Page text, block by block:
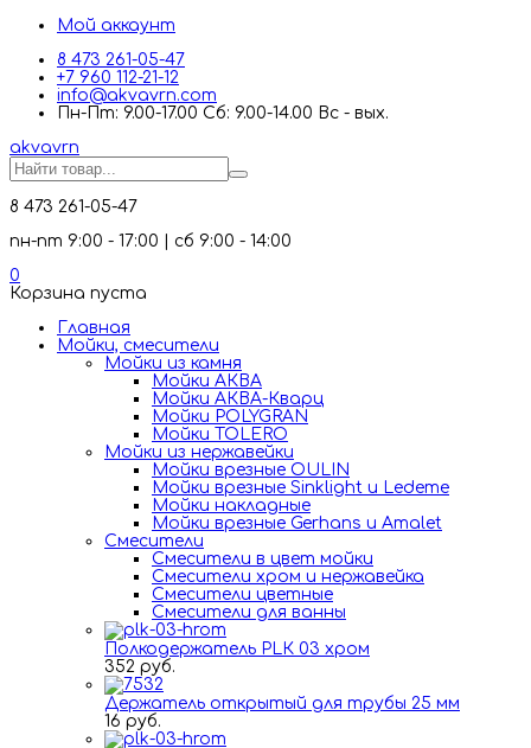
Мой аккаунт
8 473 261-05-47
+7 960 112-21-12
info@akvavrn.com
Пн-Пт: 9.00-17.00 Сб: 9.00-14.00 Вс - вых.
akvavrn
8 473 261-05-47
пн-пт 9:00 - 17:00 | сб 9:00 - 14:00
0
Корзина пуста
Главная
Мойки, смесители
Mойки из камня
Мойки АКВА
Мойки АКВА-Кварц
Мойки POLYGRAN
Мойки TOLERO
Мойки из нержавейки
Мойки врезные OULIN
Мойки врезные Sinklight и Ledeme
Мойки накладные
Мойки врезные Gerhans и Amalet
Смесители
Смесители в цвет мойки
Смесители хром и нержавейка
Смесители цветные
Смесители для ванны
Полкодержатель PLК 03 хром
352 руб.
Держатель открытый для трубы 25 мм
16 руб.